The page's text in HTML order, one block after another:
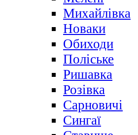
Михайлівка
Новаки
Обиходи
Поліське
Ришавка
Розівка
Сарновичі
Сингаї